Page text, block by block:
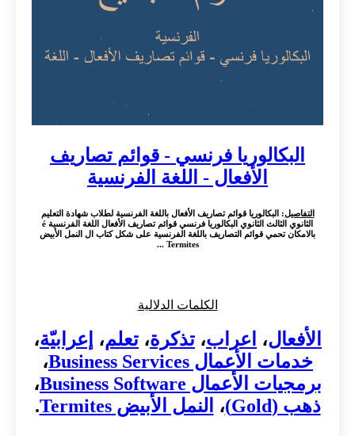
البكالوريا فرنسي - قوائم تصاريف
الأفعال - اللغة الفرنسية
التفاصيل: البكالوريا قوائم تصاريف الأفعال باللغة الفرنسية لطلاب شهادة التعليم
الثانوي الثالث الثانوي البكالوريا فرنسي قوائم تصاريف الأفعال اللغة الفرنسية é
بالامكان تحمي قوائم التصاريف باللغة الفرنسية على شكل كتاب ال النمل الأبيض
Termites ...
الكلمات الدلالية
الأفعال، اعراب، تذكرة، تعلم، إعرابيّة،
خدمات الأعمال Business Services
،
برمجيات الأعمال Business Software
،
ذهب (Gold)
، النمل الأبيض Termites .